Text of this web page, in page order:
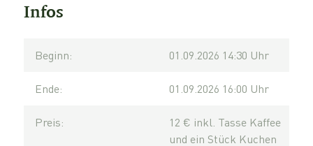
Infos
Beginn: 01.09.2026 14:30 Uhr
Ende: 01.09.2026 16:00 Uhr
Preis:
12 € inkl. Tasse Kaffee
und ein Stück Kuchen